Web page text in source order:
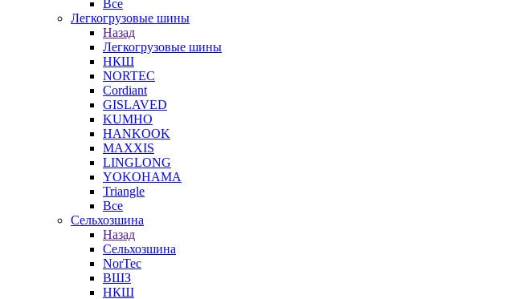
Все
Легкогрузовые шины
Назад
Легкогрузовые шины
НКШ
NORTEС
Cordiant
GISLAVED
KUMHO
HANKOOK
MAXXIS
LINGLONG
YOKOHAMA
Triangle
Все
Сельхозшина
Назад
Сельхозшина
NorTec
ВШЗ
НКШ